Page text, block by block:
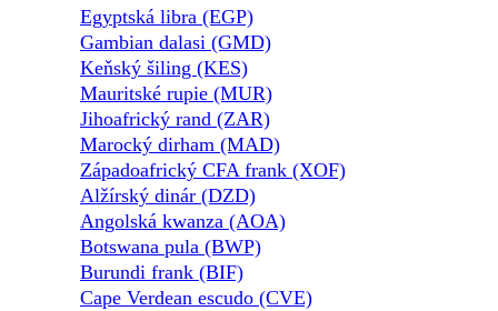
Egyptská libra (EGP)
Gambian dalasi (GMD)
Keňský šiling (KES)
Mauritské rupie (MUR)
Jihoafrický rand (ZAR)
Marocký dirham (MAD)
Západoafrický CFA frank (XOF)
Alžírský dinár (DZD)
Angolská kwanza (AOA)
Botswana pula (BWP)
Burundi frank (BIF)
Cape Verdean escudo (CVE)